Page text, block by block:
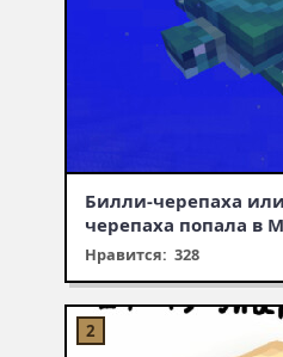
Билли-черепаха
черепаха попала в
Нравится: 328